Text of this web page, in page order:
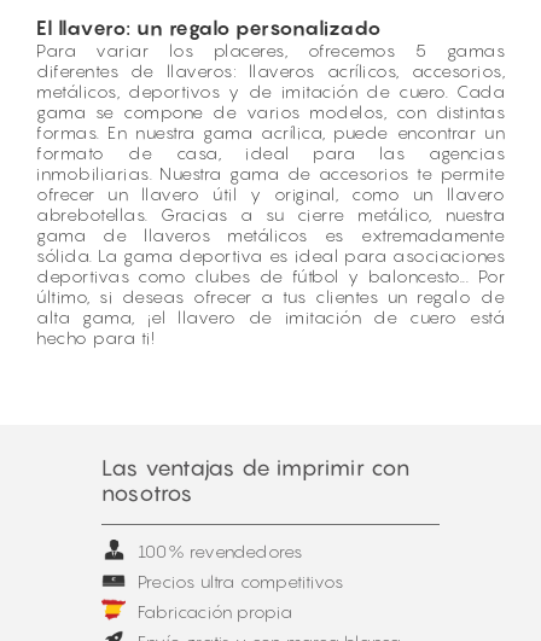
El llavero: un regalo personalizado
Para variar los placeres, ofrecemos 5 gamas
diferentes de llaveros: llaveros acrílicos, accesorios,
metálicos, deportivos y de imitación de cuero. Cada
gama se compone de varios modelos, con distintas
formas. En nuestra gama acrílica,
puede encontrar un
formato de casa, ideal para las agencias
inmobiliarias. Nuestra gama de accesorios te permite
ofrecer un llavero útil y original, como un llavero
abrebotellas. Gracias a su cierre metálico, nuestra
gama de llaveros metálicos es extremadamente
sólida. La gama deportiva es ideal para asociaciones
deportivas como clubes de fútbol y baloncesto... Por
último, si deseas ofrecer a tus clientes un regalo de
alta gama, ¡el llavero de imitación de cuero
está
hecho para ti!
Las ventajas de imprimir con
nosotros
100% revendedores
Precios ultra competitivos
Fabricación propia